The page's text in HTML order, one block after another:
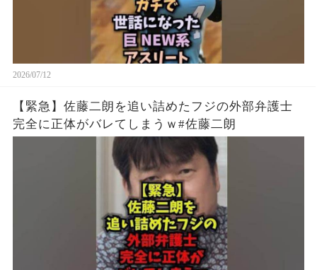
2026/07/12
【緊急】佐藤二朗を追い詰めたフジの外部弁護士
完全に正体がバレてしまうｗ#佐藤二朗